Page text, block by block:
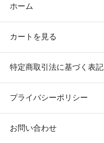
ホーム
カートを見る
特定商取引法に基づく表記
プライバシーポリシー
お問い合わせ